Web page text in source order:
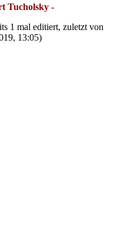
Tucholsky -
1 mal editiert, zuletzt von
13:05)